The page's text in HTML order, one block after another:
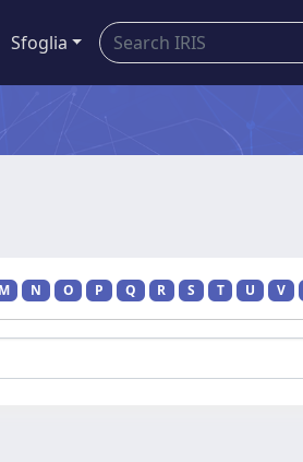
Sfoglia
M N O P Q R S T U V